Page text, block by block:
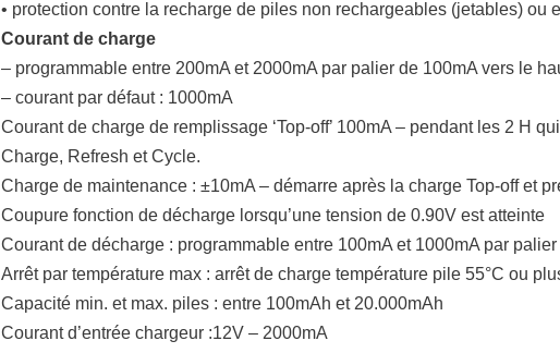
• protection contre la recharge de piles non rechargeables (jetables) ou
Courant de charge
– programmable entre 200mA et 2000mA par palier de 100mA vers le
– courant par défaut : 1000mA
Courant de charge de remplissage ‘Top-off’ 100mA – pendant les 2 H
Charge, Refresh et Cycle.
Charge de maintenance : ±10mA – démarre après la charge Top-off et
Coupure fonction de décharge lorsqu’une tension de 0.90V est atteinte
Courant de décharge : programmable entre 100mA et 1000mA par
Arrêt par température max : arrêt de charge température pile 55°C ou
Capacité min. et max. piles : entre 100mAh et 20.000mAh
Courant d’entrée chargeur :12V – 2000mA